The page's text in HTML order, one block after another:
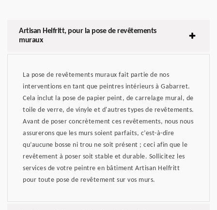
Artisan Helfritt, pour la pose de revêtements
muraux
La pose de revêtements muraux fait partie de nos
interventions en tant que peintres intérieurs à Gabarret.
Cela inclut la pose de papier peint, de carrelage mural, de
toile de verre, de vinyle et d'autres types de revêtements.
Avant de poser concrètement ces revêtements, nous nous
assurerons que les murs soient parfaits, c’est-à-dire
qu’aucune bosse ni trou ne soit présent ; ceci afin que le
revêtement à poser soit stable et durable. Sollicitez les
services de votre peintre en bâtiment Artisan Helfritt
pour toute pose de revêtement sur vos murs.